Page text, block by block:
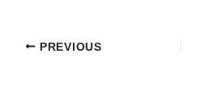
PREVIOUS